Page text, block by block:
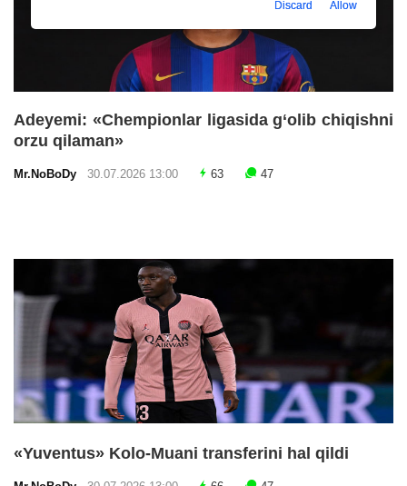
Adeyemi: «Chempionlar ligasida g‘olib chiqishni
orzu qilaman»
Mr.NoBoDy 30.07.2026 13:00 63 47
«Yuventus» Kolo-Muani transferini hal qildi
Discard Allow